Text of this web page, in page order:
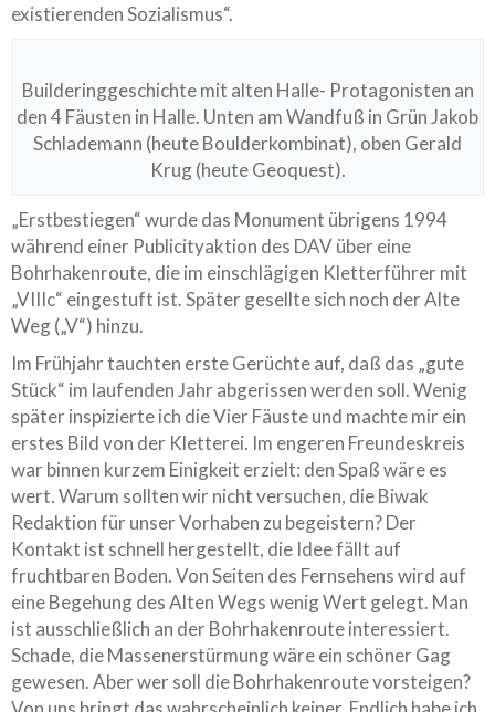
existierenden Sozialismus“.
Builderinggeschichte mit alten Halle- Protagonisten an
den 4 Fäusten in Halle. Unten am Wandfuß in Grün Jakob
Schlademann (heute Boulderkombinat), oben Gerald
Krug (heute Geoquest).
„Erstbestiegen“ wurde das Monument übrigens 1994
während einer Publicityaktion des DAV über eine
Bohrhakenroute, die im einschlägigen Kletterführer mit
„VIIIc“ eingestuft ist. Später gesellte sich noch der Alte
Weg („V“) hinzu.
Im Frühjahr tauchten erste Gerüchte auf, daß das „gute
Stück“ im laufenden Jahr abgerissen werden soll. Wenig
später inspizierte ich die Vier Fäuste und machte mir ein
erstes Bild von der Kletterei. Im engeren Freundeskreis
war binnen kurzem Einigkeit erzielt: den Spaß wäre es
wert. Warum sollten wir nicht versuchen, die Biwak
Redaktion für unser Vorhaben zu begeistern? Der
Kontakt ist schnell hergestellt, die Idee fällt auf
fruchtbaren Boden. Von Seiten des Fernsehens wird auf
eine Begehung des Alten Wegs wenig Wert gelegt. Man
ist ausschließlich an der Bohrhakenroute interessiert.
Schade, die Massenerstürmung wäre ein schöner Gag
gewesen. Aber wer soll die Bohrhakenroute vorsteigen?